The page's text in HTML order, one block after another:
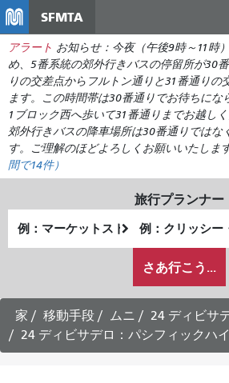
ン
コ
ン
テ
ン
ツ
移
動
SFMTA
アラート お知らせ：今夜（午後9時～11時
め、5番系統の郊外行きバスの停留所が30
りの交差点からフルトン通りと31番通りの
ます。この時間帯は30番通りでお待ちにな
1ブロック西へ歩いて31番通りまでお越し
郊外行きバスの降車場所は30番通りではな
す。ご理解のほどよろしくお願いいたします
間で14件）
旅行プランナー
発
了
が
ど
の
よ
う
さあ行こう...
家 移動手段 ムニ
24 ディビサ
24 ディビサデロ：パシフィックハ